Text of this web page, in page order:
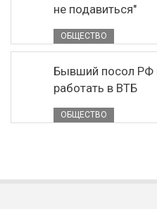
не подавиться"
ОБЩЕСТВО
Бывший посол РФ
работать в ВТБ
ОБЩЕСТВО